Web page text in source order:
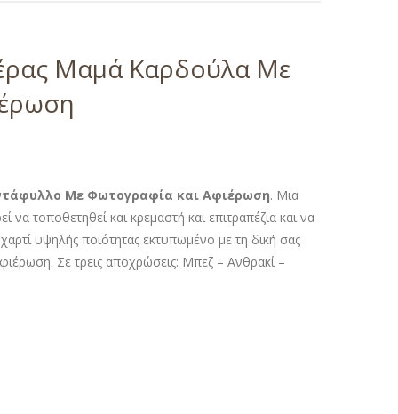
Μαμά Καρδούλα Με
Με Φωτογραφία και Αφιέρωση. Μια
τοποθετηθεί και κρεμαστή και επιτραπέζια και να
υψηλής ποιότητας εκτυπωμένο με τη δική σας
Σε τρεις αποχρώσεις: Μπεζ – Ανθρακί –